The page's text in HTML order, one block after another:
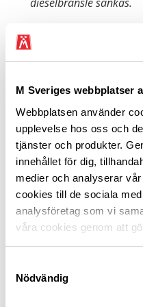
M Sveriges webbplatser
Webbplatsen använder
upplevelse hos oss och
tjänster och produkter.
innehållet för dig,
medier och analyserar
cookies till de sociala
analysföretag som vi
våra cookies genom att
Nödvändig
förslag om
Trots att det under en
införa ett så kallat
för att bygga om en bil
saknas närmare analys
”pumppriset” på E85
på sådana
En liter E85 handlas i
Med förslaget ska E85
(2021 6,74 kr/l). Det ger
23,50 kronor per liter.